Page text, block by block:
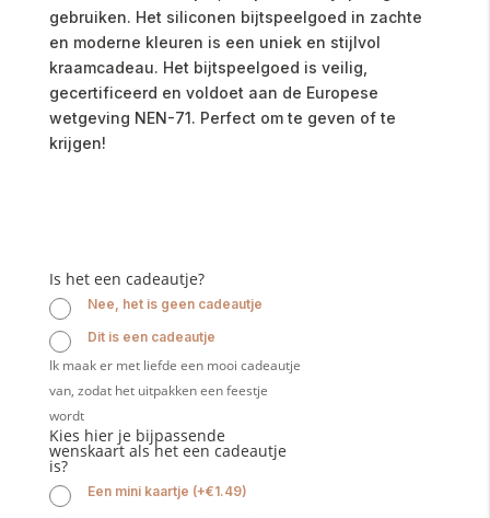
gebruiken. Het siliconen bijtspeelgoed in zachte
en moderne kleuren is een uniek en stijlvol
kraamcadeau. Het bijtspeelgoed is veilig,
gecertificeerd en voldoet aan de Europese
wetgeving NEN-71. Perfect om te geven of te
krijgen!
Is het een cadeautje?
Nee, het is geen cadeautje
Dit is een cadeautje
Ik maak er met liefde een mooi cadeautje
van, zodat het uitpakken een feestje
wordt
Kies hier je bijpassende
wenskaart als het een cadeautje
is?
Een mini kaartje (+€1.49)